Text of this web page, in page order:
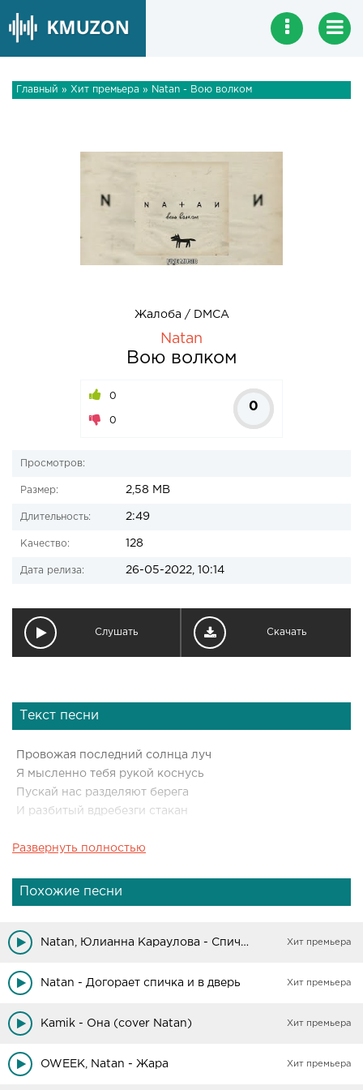
Главный » Хит премьера » Natan - Вою волком
Жалоба / DMCA
Natan
Вою волком
0
0
0
Просмотров:
Размер: 2,58 MB
Длительность: 2:49
Качество: 128
Дата релиза: 26-05-2022, 10:14
Слушать Скачать
Текст песни
Провожая последний солнца луч
Я мысленно тебя рукой коснусь
Пускай нас разделяют берега
И разбитый вдребезги стакан
Мы способны склеить по частям
Даже самой тёмной ночью
Я смогу тебя найти
Ты открой глаза и руку протяни
Вою волком
Я без тебя уже очень долго
Одинокие слезы
На ресницах
Как бы не хотел я это нам не снится
Развернуть полностью
Похожие песни
Natan, Юлианна Караулова - Спичка Хит премьера
Natan - Догорает спичка и в дверь Хит премьера
Kamik - Она (cover Natan) Хит премьера
OWEEK, Natan - Жара Хит премьера